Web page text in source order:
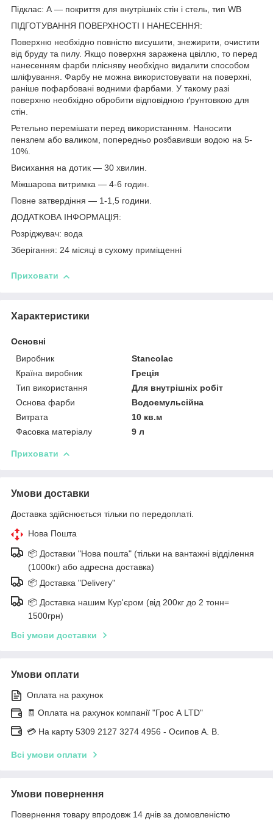
Підклас: А — покриття для внутрішніх стін і стель, тип WB
ПІДГОТУВАННЯ ПОВЕРХНОСТІ І НАНЕСЕННЯ:
Поверхню необхідно повністю висушити, знежирити, очистити
від бруду та пилу. Якщо поверхня заражена цвіллю, то перед
нанесенням фарби плісняву необхідно видалити способом
шліфування. Фарбу не можна використовувати на поверхні,
раніше пофарбовані водними фарбами. У такому разі
поверхню необхідно обробити відповідною ґрунтовкою для
стін.
Ретельно перемішати перед використанням. Наносити
пензлем або валиком, попередньо розбавивши водою на 5-
10%.
Висихання на дотик — 30 хвилин.
Міжшарова витримка — 4-6 годин.
Повне затвердіння — 1-1,5 години.
ДОДАТКОВА ІНФОРМАЦІЯ:
Розріджувач: вода
Зберігання: 24 місяці в сухому приміщенні
Приховати
Характеристики
Основні
Виробник
Stancolac
Країна виробник
Греція
Тип використання
Для внутрішніх робіт
Основа фарби
Водоемульсійна
Витрата
10 кв.м
Фасовка матеріалу
9 л
Приховати
Умови доставки
Доставка здійснюється тільки по передоплаті.
Нова Пошта
📦 Доставки "Нова пошта" (тільки на вантажні відділення
(1000кг) або адресна доставка)
📦 Доставка "Delivery"
📦 Доставка нашим Кур'єром (від 200кг до 2 тонн=
1500грн)
Всі умови доставки
Умови оплати
Оплата на рахунок
🧾 Оплата на рахунок компанії "Грос А LTD"
💳 На карту 5309 2127 3274 4956 - Осипов А. В.
Всі умови оплати
Умови повернення
Повернення товару впродовж 14 днів за домовленістю